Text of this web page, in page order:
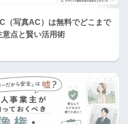
（写真AC）は無料でどこまで
点と賢い活用術